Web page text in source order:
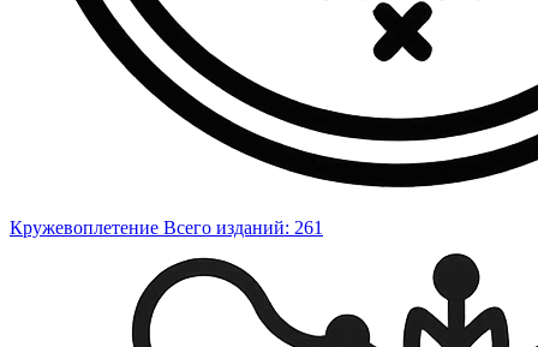
Кружевоплетение Всего изданий: 261